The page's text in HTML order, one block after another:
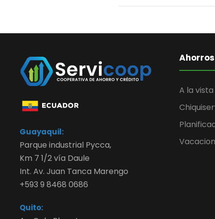
Guayaquil:
Parque industrial Pycca,
Km 7 1/2 vía Daule
Int. Av. Juan Tanca Marengo
+593 9 8468 0686
Quito:
Ahorros
A la vista